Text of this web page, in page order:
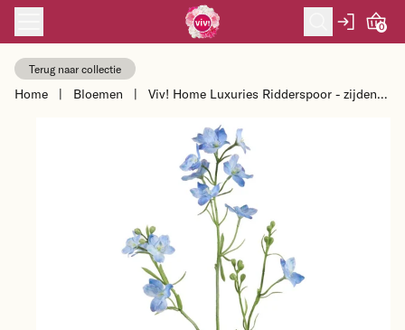
Skip to content
0
Terug naar collectie
Home | Bloemen |
Viv! Home Luxuries Ridderspoor - zijden